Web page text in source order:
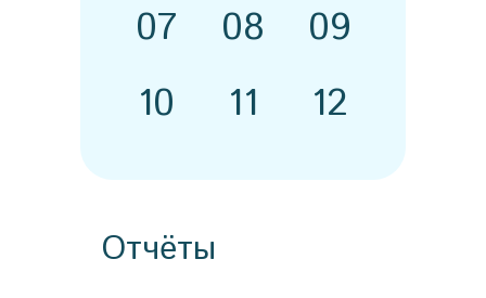
07
08
09
10
11 12
Отчёты